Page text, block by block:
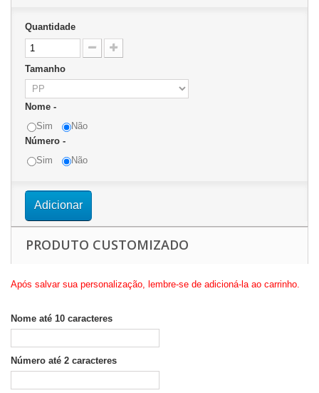
Quantidade
Tamanho
Nome -
Sim
Não
Número -
Sim
Não
Adicionar
PRODUTO CUSTOMIZADO
Após salvar sua personalização, lembre-se de adicioná-la ao carrinho.
Nome até 10 caracteres
Número até 2 caracteres